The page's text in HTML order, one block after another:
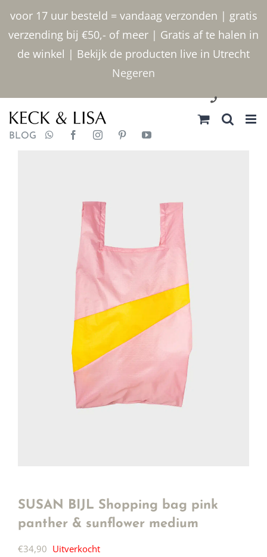
voor 17 uur besteld = vandaag verzonden | gratis
verzending bij €50,- of meer | Gratis af te halen in
de winkel | Bekijk de producten live in Utrecht
Negeren
inhoud
030 2400000
BLOG
SUSAN BIJL Shopping bag pink
panther & sunflower medium
€34,90 Uitverkocht